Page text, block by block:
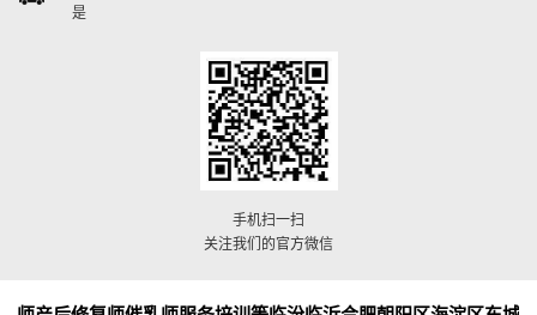
是
手机扫一扫
关注我们的官方微信